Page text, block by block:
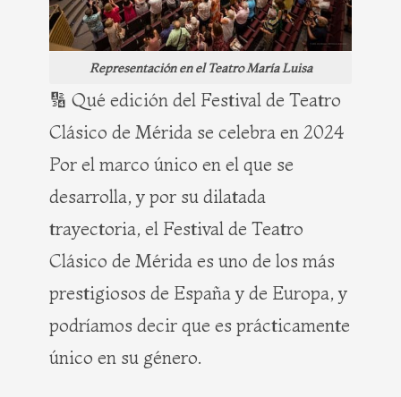
Representación en el Teatro María Luisa
🔢 Qué edición del Festival de Teatro
Clásico de Mérida se celebra en 2024
Por el marco único en el que se
desarrolla, y por su dilatada
trayectoria, el Festival de Teatro
Clásico de Mérida es uno de los más
prestigiosos de España y de Europa, y
podríamos decir que es prácticamente
único en su género.